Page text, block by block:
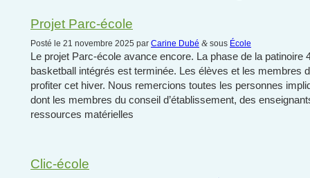
Projet Parc-école
Posté le 21 novembre 2025 par Carine Dubé & sous École
Le projet Parc-école avance encore. La phase de la patinoire
basketball intégrés est terminée. Les élèves et les membres
profiter cet hiver. Nous remercions toutes les personnes
dont les membres du conseil d’établissement, des
ressources matérielles
Clic-école